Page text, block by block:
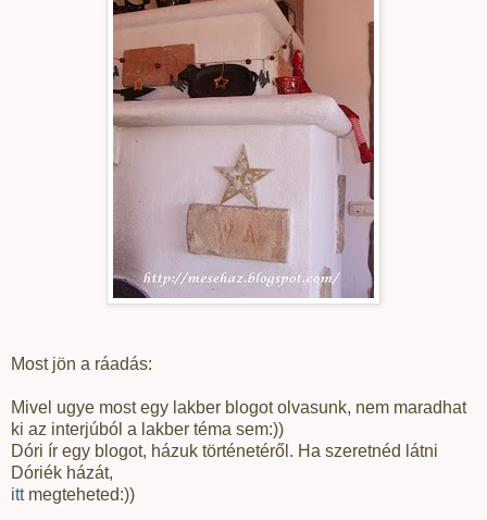
Most jön a ráadás:
Mivel ugye most egy lakber blogot olvasunk, nem maradhat
ki az interjúból a lakber téma sem:))
Dóri ír egy blogot, házuk történetéről. Ha szeretnéd látni
Dóriék házát,
ittmegteheted:))